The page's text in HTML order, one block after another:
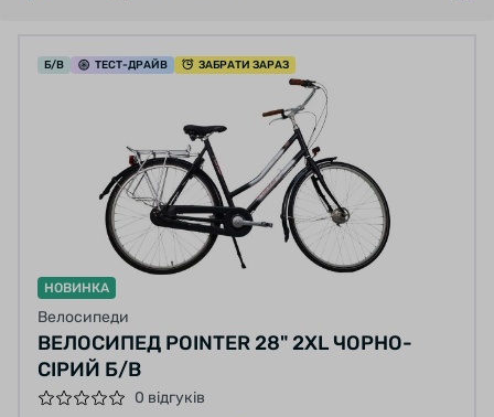
Б/В ТЕСТ-ДРАЙВ ЗАБРАТИ ЗАРАЗ
НОВИНКА
Велосипеди
ВЕЛОСИПЕД POINTER 28" 2XL ЧОРНО-
СІРИЙ Б/В
0 відгуків